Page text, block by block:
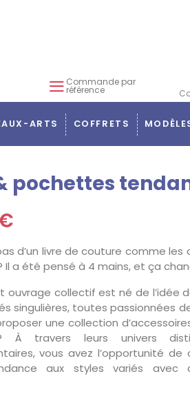
Commande par
référence
ARTS COFFRETS
pochettes
d’un livre de couture comme les
Il a été pensé à 4 mains, et ça
ouvrage collectif est né de l’idée
singulières, toutes passionnées
une collection
À travers leurs univers
vous avez l’opportunité de
aux styles variés avec